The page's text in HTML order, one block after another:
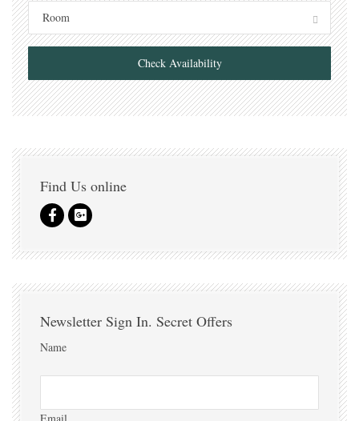
Room
Check Availability
Find Us online
Newsletter Sign In. Secret Offers
Name